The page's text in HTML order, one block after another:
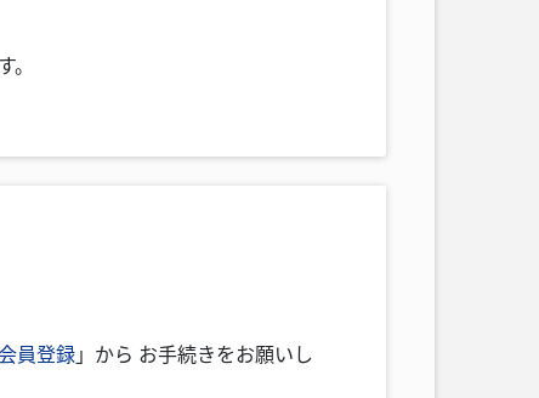
員登録」から お手続きをお願いし